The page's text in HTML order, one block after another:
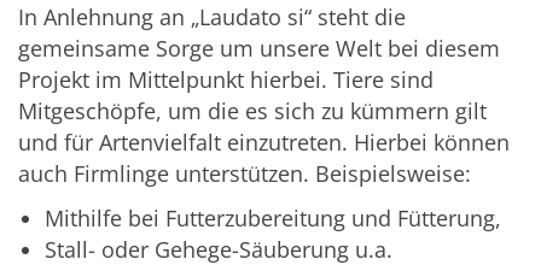
In Anlehnung an „Laudato si“ steht die
gemeinsame Sorge um unsere Welt bei diesem
Projekt im Mittelpunkt hierbei. Tiere sind
Mitgeschöpfe, um die es sich zu kümmern gilt
und für Artenvielfalt einzutreten. Hierbei können
auch Firmlinge unterstützen. Beispielsweise:
Mithilfe bei Futterzubereitung und Fütterung,
Stall- oder Gehege-Säuberung u.a.